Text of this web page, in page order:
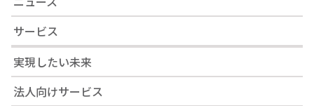
サービス
実現したい未来
法人向けサービス